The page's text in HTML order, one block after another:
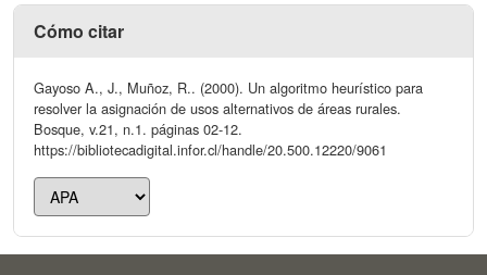
Cómo citar
Gayoso A., J., Muñoz, R.. (2000). Un algoritmo heurístico para
resolver la asignación de usos alternativos de áreas rurales.
Bosque, v.21, n.1. páginas 02-12.
https://bibliotecadigital.infor.cl/handle/20.500.12220/9061